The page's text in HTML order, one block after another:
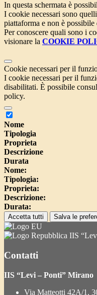
In questa schermata è
I cookie necessari sono
piattaforma e non è
Per conoscere quali sono i
visionare la COOKIE
Cookie necessari per il
I cookie necessari per il
disabilitati. È possibile
policy.
Nome
Tipologia
Proprieta
Descrizione
Durata
Nome:
Tipologia:
Proprieta:
Descrizione:
Durata:
Accetta tutti Salva le
IIS
Contatti
IIS “Levi – Ponti” Mirano
Via Matteotti 42A/1,